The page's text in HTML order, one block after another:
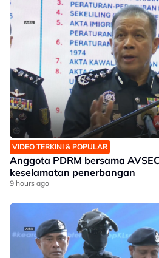
VIDEO TERKINI & POPULAR
Anggota PDRM bersama
keselamatan penerbangan
9 hours ago